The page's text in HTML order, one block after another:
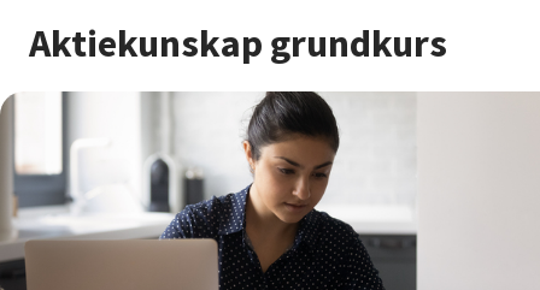
För dig som
Sök kurser och evenemang
Om SV
Starta studiecirkel
Aktiekunskap grundkurs